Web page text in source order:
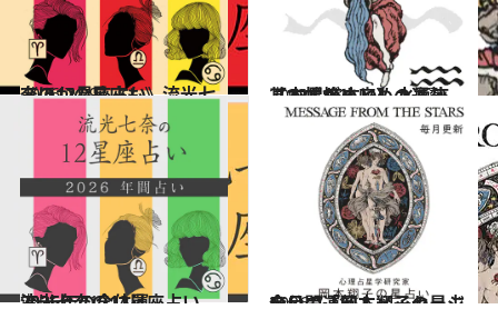
2026.7.29
《ほかの星座も》流光七奈の12星座占い
占い 2021.12.1
【12星座占い】水瓶座（みずがめ座）の運勢、基本性格まとめ
占い
2025.12.17
流光七奈の12星座占い 2026年の全体運
占い 2026.7.31
今月の運勢＆メッセージを公開「岡本翔子の星占い」
占い